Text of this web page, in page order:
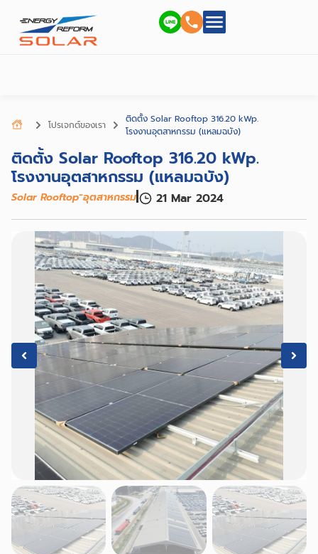
โปรเจกต์ของเรา
ติดตั้ง Solar Rooftop 316.20 kWp.
โรงงานอุตสาหกรรม (แหลมฉบัง)
ติดตั้ง Solar Rooftop 316.20 kWp.
โรงงานอุตสาหกรรม (แหลมฉบัง)
Solar Rooftop-อุตสาหกรรม 21 Mar 2024